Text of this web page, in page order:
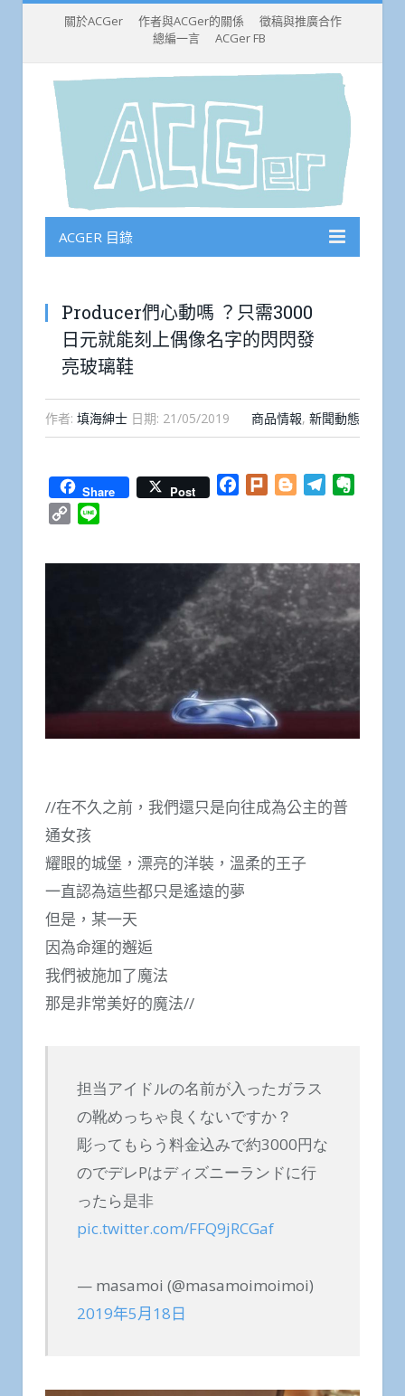
關於ACGer 作者與ACGer的關係
徵稿與推廣合作
總編一言
ACGer FB
ACGER 目錄
Producer們心動嗎 ？只需3000
日元就能刻上偶像名字的閃閃發
亮玻璃鞋
作者: 填海紳士 日期: 21/05/2019 商品情報, 新聞動態
Share Post Facebook
Plurk BloggerTelegram
Copy
//在不久之前，我們還只是向往成為公主的普
通女孩
耀眼的城堡，漂亮的洋裝，溫柔的王子
一直認為這些都只是遙遠的夢
但是，某一天
因為命運的邂逅
我們被施加了魔法
那是非常美好的魔法//
担当アイドルの名前が入ったガラス
の靴めっちゃ良くないですか？
彫ってもらう料金込みで約3000円な
のでデレPはディズニーランドに行
ったら是非
pic.twitter.com/FFQ9jRCGaf
— masamoi (@masamoimoimoi)
2019年5月18日